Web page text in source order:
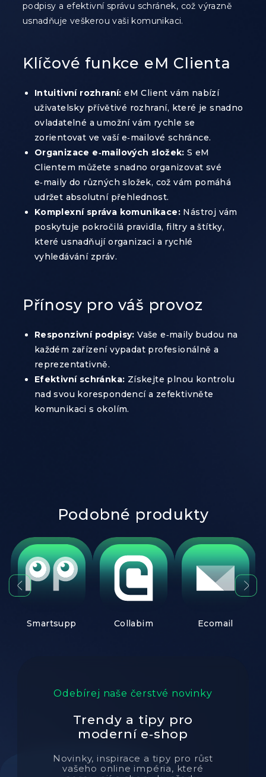
podpisy a efektivní správu schránek, což výrazně
usnadňuje veškerou vaši komunikaci.
Klíčové funkce eM Clienta
Intuitivní rozhraní: eM Client vám nabízí
uživatelsky přívětivé rozhraní, které je snadno
ovladatelné a umožní vám rychle se
zorientovat ve vaší e‑mailové schránce.
Organizace e‑mailových složek: S eM
Clientem můžete snadno organizovat své
e‑maily do různých složek, což vám pomáhá
udržet absolutní přehlednost.
Komplexní správa komunikace:Nástroj vám
poskytuje pokročilá pravidla, filtry a štítky,
které usnadňují organizaci a rychlé
vyhledávání zpráv.
Přínosy pro váš provoz
Responzivní podpisy: Vaše e‑maily budou na
každém zařízení vypadat profesionálně a
reprezentativně.
Efektivní schránka: Získejte plnou kontrolu
nad svou korespondencí a zefektivněte
komunikaci s okolím.
Podobné produkty
Smartsupp Collabim Ecomail
Odebírej naše čerstvé novinky
Trendy a tipy pro
moderní e‑shop
Novinky, inspirace a tipy pro růst
vašeho online impéria, které